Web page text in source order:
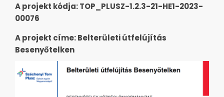
A projekt kódja: TOP_PLUSZ-1.2.3-21-HE1-2023-
00076
A projekt címe: Belterületi útfelújítás
Besenyőtelken